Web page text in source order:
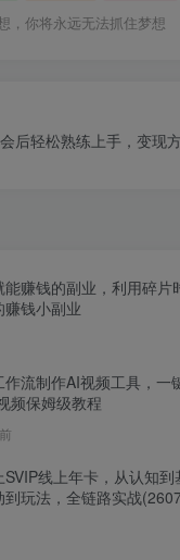
，你将永远无法抓住梦想
后轻松熟练上手，变现
能赚钱的副业，利用碎片
钱小副业
流制作AI视频工具，一
频保姆级教程
线上年卡，从认知
到玩法，全链路实战